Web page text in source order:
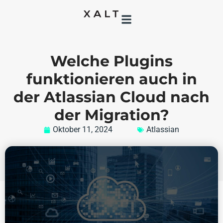
Welche Plugins
funktionieren auch in
der Atlassian Cloud nach
der Migration?
Oktober 11, 2024 Atlassian